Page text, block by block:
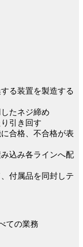
る装置を製造する
たネジ締め
引き回す
合格、不合格が表
込み各ラインへ配
付属品を同封しテ
ての業務